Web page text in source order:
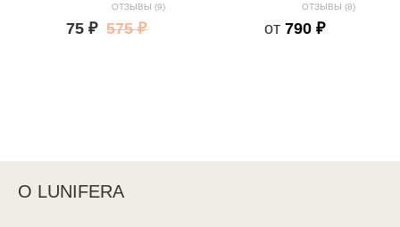
ОТЗЫВЫ (9)
75 ₽ 575 ₽
ОТЗЫВЫ (8)
от790 ₽
О LUNIFERA